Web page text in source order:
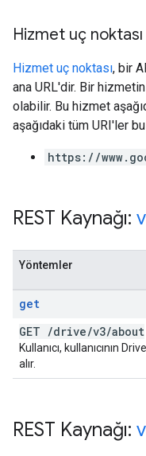
Hizmet uç noktası
Hizmet uç noktası, bir
ana URL'dir. Bir
olabilir. Bu hizmet
aşağıdaki tüm URI'ler
https://
REST Kaynağı:
Yöntemler
get
GET /drive/v3/about
Kullanıcı, kullanıcının
alır.
REST Kaynağı: